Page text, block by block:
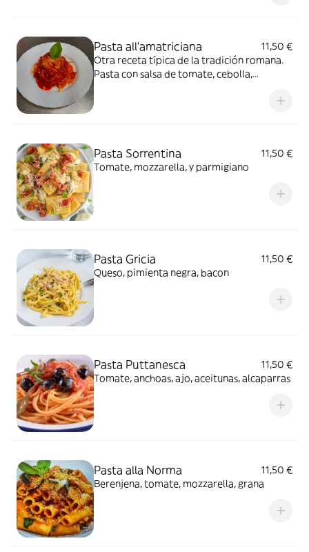
Pasta all'amatriciana
11,50 €
Otra receta típica de la tradición romana.
Pasta con salsa de tomate, cebolla,
Pasta Sorrentina
11,50 €
Tomate, mozzarella, y parmigiano
Pasta Gricia
11,50 €
Queso, pimienta negra, bacon
Pasta Puttanesca
11,50 €
Tomate, anchoas, ajo, aceitunas, alcaparras
Pasta alla Norma
11,50 €
Berenjena, tomate, mozzarella, grana